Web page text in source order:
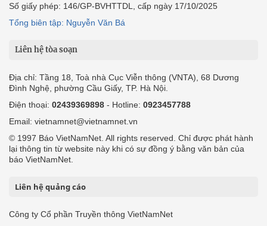
Số giấy phép: 146/GP-BVHTTDL, cấp ngày 17/10/2025
Tổng biên tập: Nguyễn Văn Bá
Liên hệ tòa soạn
Địa chỉ: Tầng 18, Toà nhà Cục Viễn thông (VNTA), 68 Dương
Đình Nghệ, phường Cầu Giấy, TP. Hà Nội.
Điện thoại: 02439369898 - Hotline: 0923457788
Email: vietnamnet@vietnamnet.vn
© 1997 Báo VietNamNet. All rights reserved. Chỉ được phát hành
lại thông tin từ website này khi có sự đồng ý bằng văn bản của
báo VietNamNet.
Liên hệ quảng cáo
Công ty Cổ phần Truyền thông VietNamNet